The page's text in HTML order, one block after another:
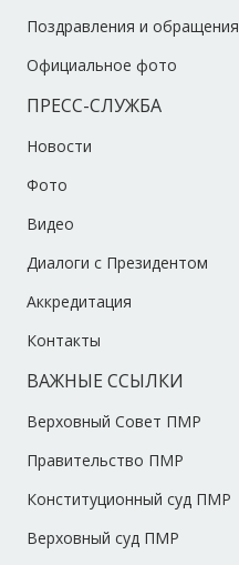
Поздравления и обращения
Официальное фото
ПРЕСС-СЛУЖБА
Новости
Фото
Видео
Диалоги с Президентом
Аккредитация
Контакты
ВАЖНЫЕ ССЫЛКИ
Верховный Совет ПМР
Правительство ПМР
Конституционный суд ПМР
Верховный суд ПМР